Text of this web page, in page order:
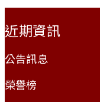
近期資訊
公告訊息
榮譽榜